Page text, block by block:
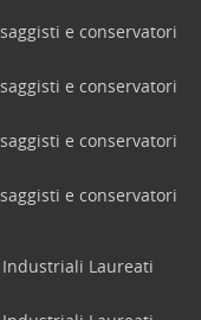
e conservatori
e conservatori
e conservatori
e conservatori
Laureati